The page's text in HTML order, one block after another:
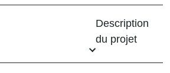
Description
du projet